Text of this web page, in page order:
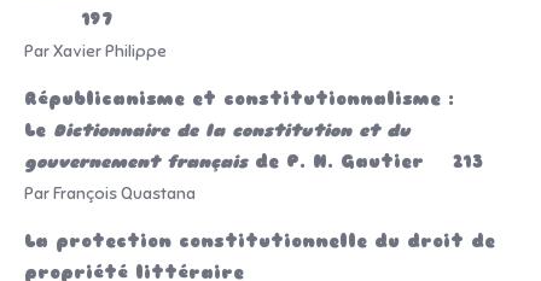
197
Par Xavier Philippe
Républicanisme et constitutionnalisme :
Le Dictionnaire de la constitution et du
gouvernement françaisde P. N. Gautier 213
Par François Quastana
La protection constitutionnelle du droit de
propriété littéraire